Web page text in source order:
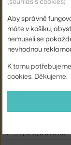
STRING
Skladem 3 ks, 3 902
POLICE 58 X 30, 3 KS,
4 - 6 týdnů,3 970 Kč
Aby správně
máte v košíku,
nemuseli se
nevhodnou
K tomu
cookies. Děkujeme.